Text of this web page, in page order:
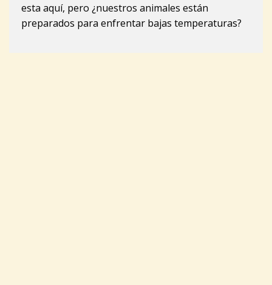
esta aquí, pero ¿nuestros animales están
preparados para enfrentar bajas temperaturas?